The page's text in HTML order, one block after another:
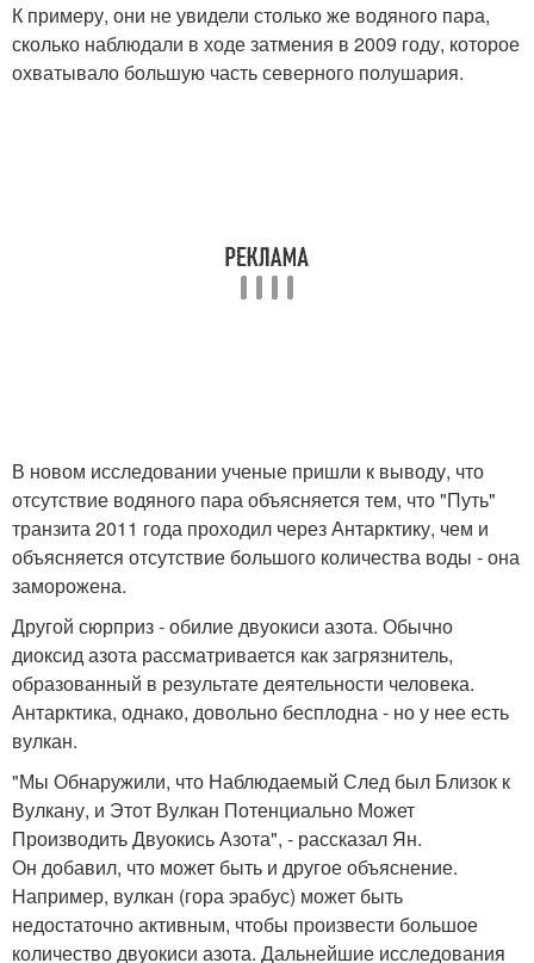
К примеру, они не увидели столько же водяного пара,
сколько наблюдали в ходе затмения в 2009 году, которое
охватывало большую часть северного полушария.
В новом исследовании ученые пришли к выводу, что
отсутствие водяного пара объясняется тем, что "Путь"
транзита 2011 года проходил через Антарктику, чем и
объясняется отсутствие большого количества воды - она
заморожена.
Другой сюрприз - обилие двуокиси азота. Обычно
диоксид азота рассматривается как загрязнитель,
образованный в результате деятельности человека.
Антарктика, однако, довольно бесплодна - но у нее есть
вулкан.
"Мы Обнаружили, что Наблюдаемый След был Близок к
Вулкану, и Этот Вулкан Потенциально Может
Производить Двуокись Азота", - рассказал Ян.
Он добавил, что может быть и другое объяснение.
Например, вулкан (гора эрабус) может быть
недостаточно активным, чтобы произвести большое
количество двуокиси азота. Дальнейшие исследования